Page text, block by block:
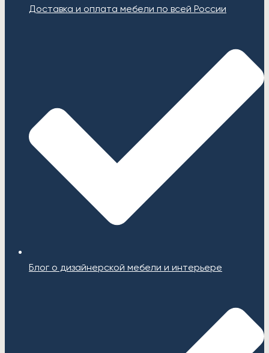
Доставка и оплата мебели по всей России
Блог о дизайнерской мебели и интерьере